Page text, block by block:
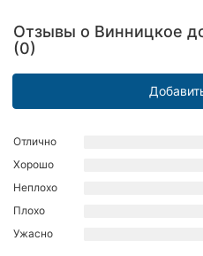
Киев
Львов
Кривой
Отзывы о Винницкое
(0)
Отлично
Хорошо
Неплохо
Плохо
Ужасно